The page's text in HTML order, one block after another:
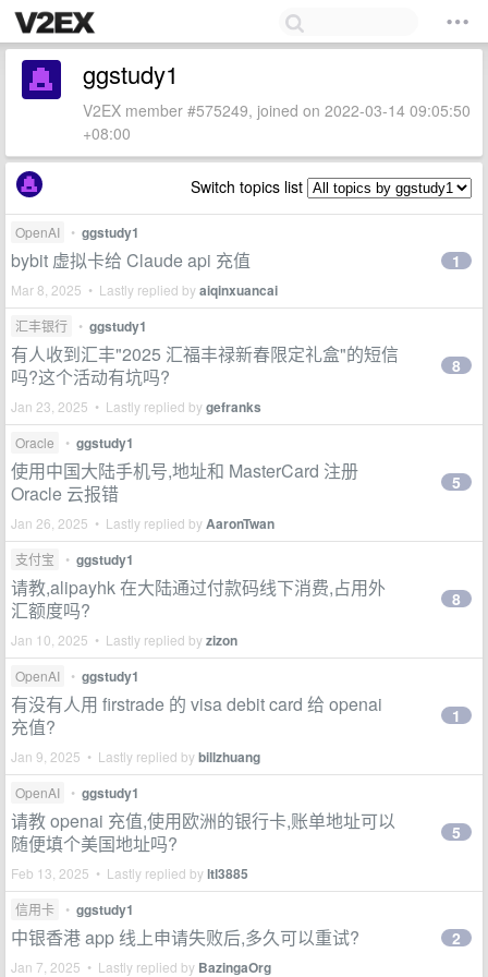
ggstudy1
V2EX member #575249, joined on 2022-03-14 09:05:50
+08:00
Switch topics list
OpenAI • ggstudy1
bybit 虚拟卡给 Claude api 充值
Mar 8, 2025 • Lastly replied byaiqinxuancai
1
汇丰银行 • ggstudy1
有人收到汇丰"2025 汇福丰禄新春限定礼盒"的短信
吗?这个活动有坑吗?
Jan 23, 2025 • Lastly replied bygefranks
8
Oracle • ggstudy1
使用中国大陆手机号,地址和 MasterCard 注册
Oracle 云报错
Jan 26, 2025 • Lastly replied byAaronTwan
5
支付宝 • ggstudy1
请教,alipayhk 在大陆通过付款码线下消费,占用外
汇额度吗?
Jan 10, 2025 • Lastly replied byzizon
8
OpenAI • ggstudy1
有没有人用 firstrade 的 visa debit card 给 openai
充值?
Jan 9, 2025 • Lastly replied bybillzhuang
1
OpenAI • ggstudy1
请教 openai 充值,使用欧洲的银行卡,账单地址可以
随便填个美国地址吗?
Feb 13, 2025 • Lastly replied byltl3885
5
信用卡 • ggstudy1
中银香港 app 线上申请失败后,多久可以重试?
Jan 7, 2025 • Lastly replied by BazingaOrg
2